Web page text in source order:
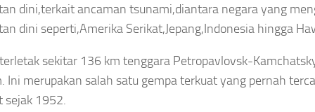
dini,terkait ancaman tsunami,diantara negara yang
dini seperti,Amerika Serikat,Jepang,Indonesia hingga
sekitar 136 km tenggara Petropavlovsk-
Ini merupakan salah satu gempa terkuat yang pernah
sejak 1952.
Sungai Penuh
Benteng
Libatkan
Agama hingga
KPK Temukan
SGD2.000,
Pengembalian Uang